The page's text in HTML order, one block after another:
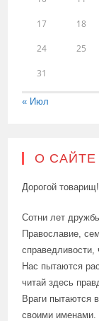
17 18
24 25
31
« Июл
О САЙТЕ
Дорогой товарищ!
Сотни лет
Православие,
справедливости,
Нас пытаются
читай здесь
Враги пытаются
своими именами.